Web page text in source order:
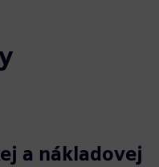
a nákladovej